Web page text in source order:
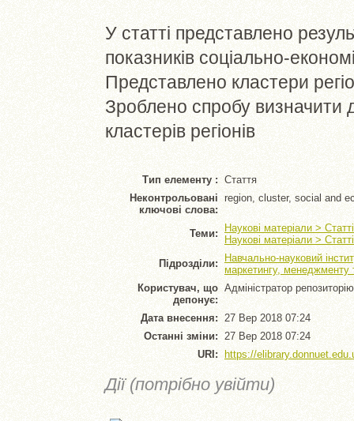
У статті представлено
показників соціально-
Представлено кластери
Зроблено спробу визначити
кластерів регіонів
Тип елементу : Стаття
Неконтрольовані
ключові слова:
region, cluster, social and
Теми:
Наукові матеріали >
Наукові матеріали >
Підрозділи:
Навчально-науковий
маркетингу, менеджменту
Користувач, що
депонує:
Адміністратор репозиторію
Дата внесення: 27 Вер 2018 07:24
Останні зміни: 27 Вер 2018 07:24
URI:
https://
Дії (потрібно увійти)